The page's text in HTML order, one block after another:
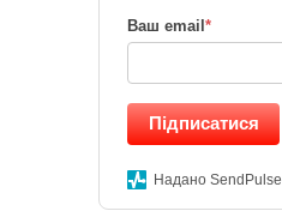
Ваш email *
Підписатися
Надано SendPulse